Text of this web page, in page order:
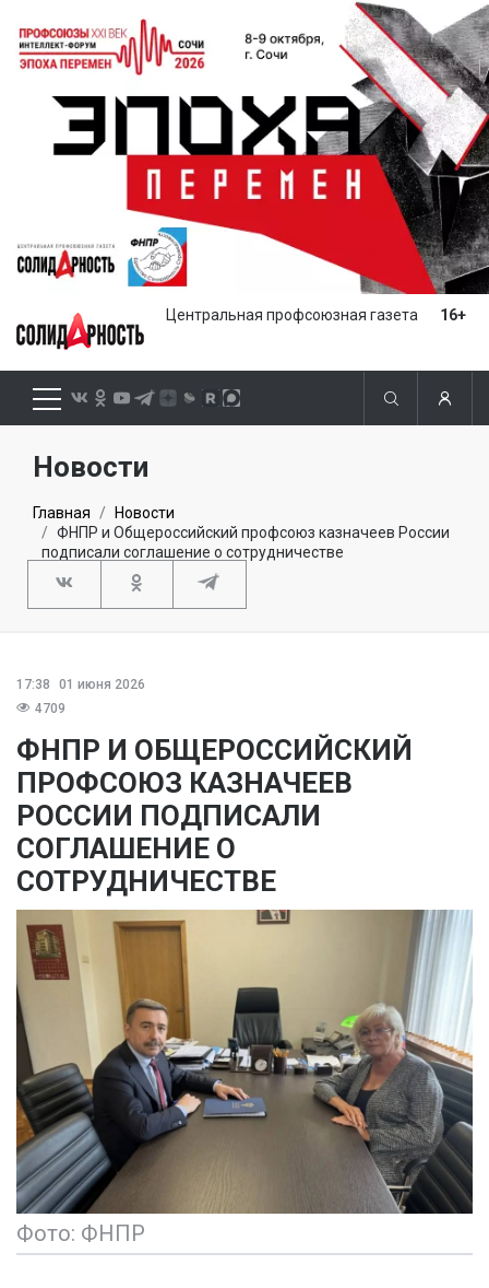
Центральная профсоюзная газета 16+
Новости
Главная
Новости
ФНПР и Общероссийский профсоюз казначеев России
подписали соглашение о сотрудничестве
17:38
01 июня 2026
4709
ФНПР И ОБЩЕРОССИЙСКИЙ
ПРОФСОЮЗ КАЗНАЧЕЕВ
РОССИИ ПОДПИСАЛИ
СОГЛАШЕНИЕ О
СОТРУДНИЧЕСТВЕ
Фото: ФНПР